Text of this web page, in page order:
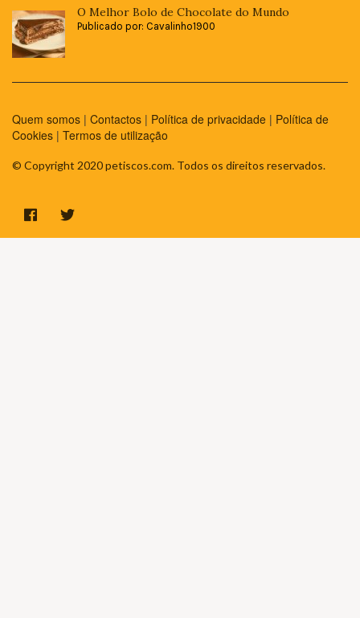
O Melhor Bolo de Chocolate do Mundo
Publicado por: Cavalinho1900
Quem somos | Contactos | Política de privacidade | Política de
Cookies | Termos de utilização
© Copyright 2020 petiscos.com. Todos os direitos reservados.